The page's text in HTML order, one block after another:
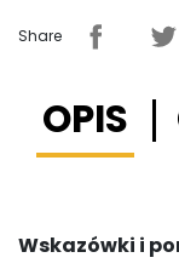
Share
OPIS
Wskazówki i